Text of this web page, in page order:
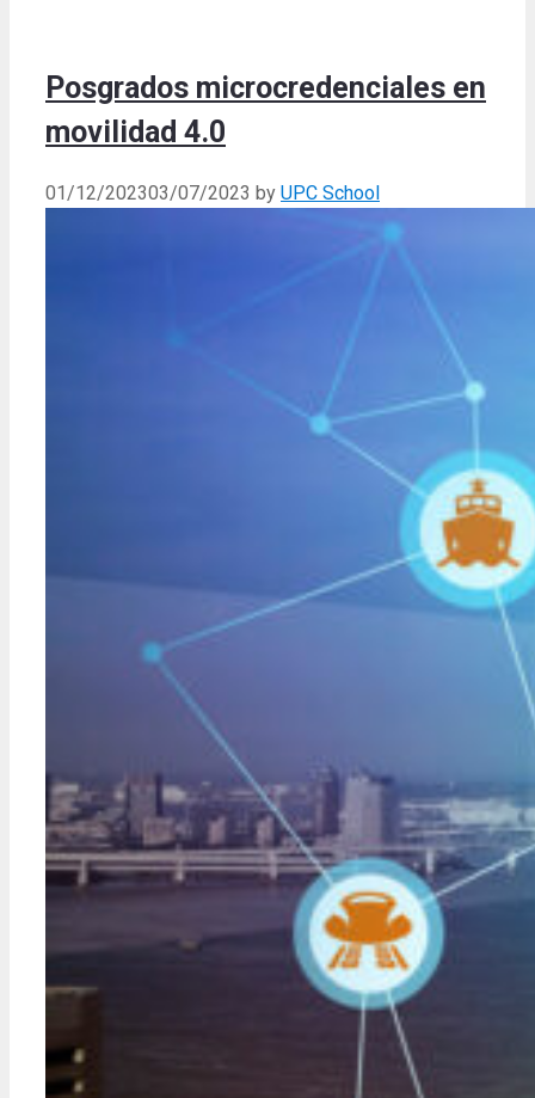
Posgrados microcredenciales en
movilidad 4.0
01/12/202303/07/2023 by UPC School